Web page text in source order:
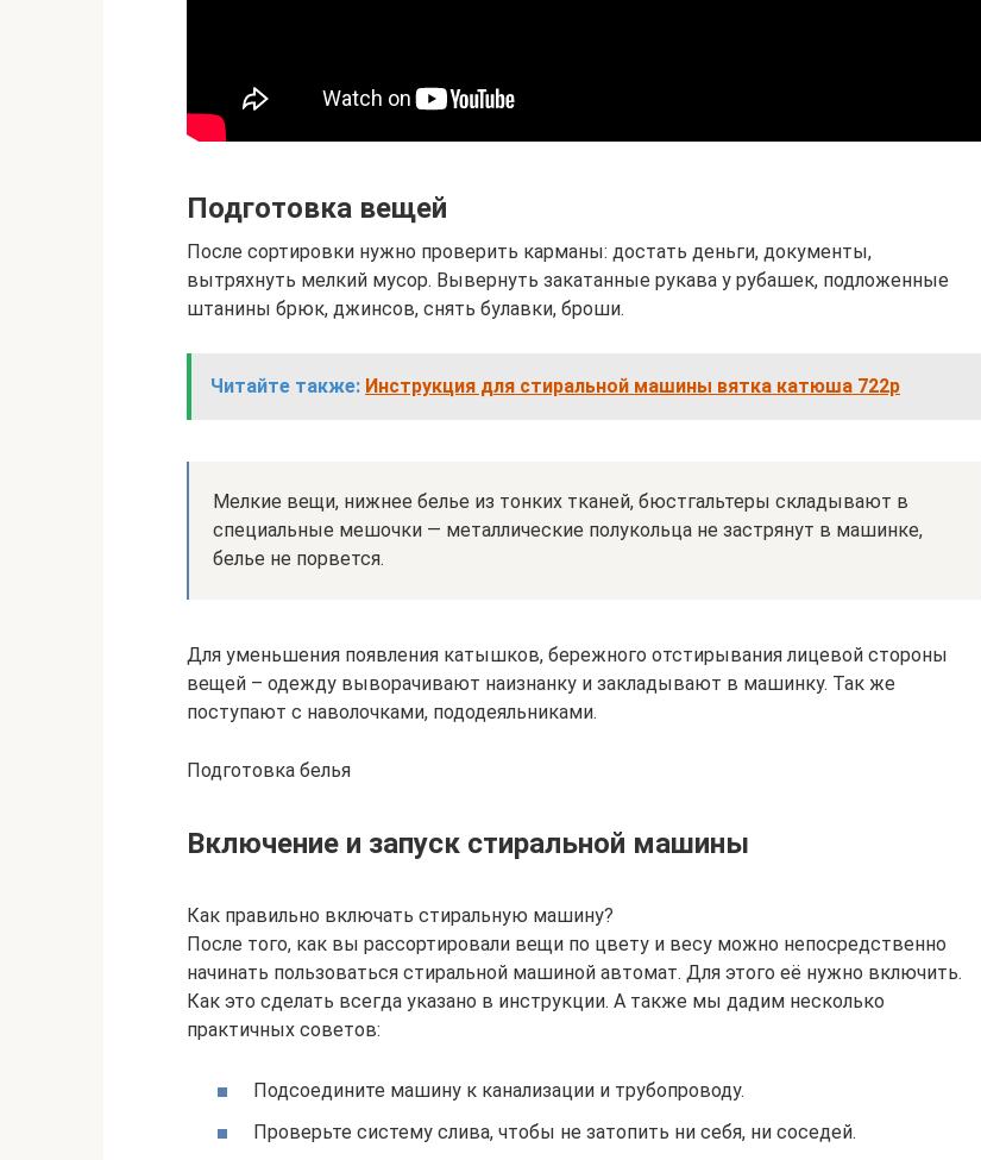
Подготовка вещей
После сортировки нужно проверить карманы: достать деньги, документы,
вытряхнуть мелкий мусор. Вывернуть закатанные рукава у рубашек, подложенные
штанины брюк, джинсов, снять булавки, броши.
Читайте также: Инструкция для стиральной машины вятка катюша 722р
Мелкие вещи, нижнее белье из тонких тканей, бюстгальтеры складывают в
специальные мешочки — металлические полукольца не застрянут в машинке,
белье не порвется.
Для уменьшения появления катышков, бережного отстирывания лицевой стороны
вещей – одежду выворачивают наизнанку и закладывают в машинку. Так же
поступают с наволочками, пододеяльниками.
Подготовка белья
Включение и запуск стиральной машины
Как правильно включать стиральную машину?
После того, как вы рассортировали вещи по цвету и весу можно непосредственно
начинать пользоваться стиральной машиной автомат. Для этого её нужно включить.
Как это сделать всегда указано в инструкции. А также мы дадим несколько
практичных советов:
Подсоедините машину к канализации и трубопроводу.
Проверьте систему слива, чтобы не затопить ни себя, ни соседей.